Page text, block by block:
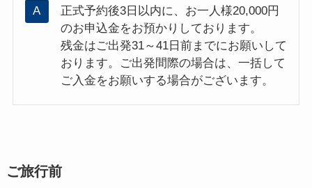
正式予約後3日以内に、お一人様20,000円
のお申込金をお預かりしております。
残金はご出発31～41日前までにお願いして
おります。ご出発間際の場合は、一括して
ご入金をお願いする場合がございます。
ご旅行前